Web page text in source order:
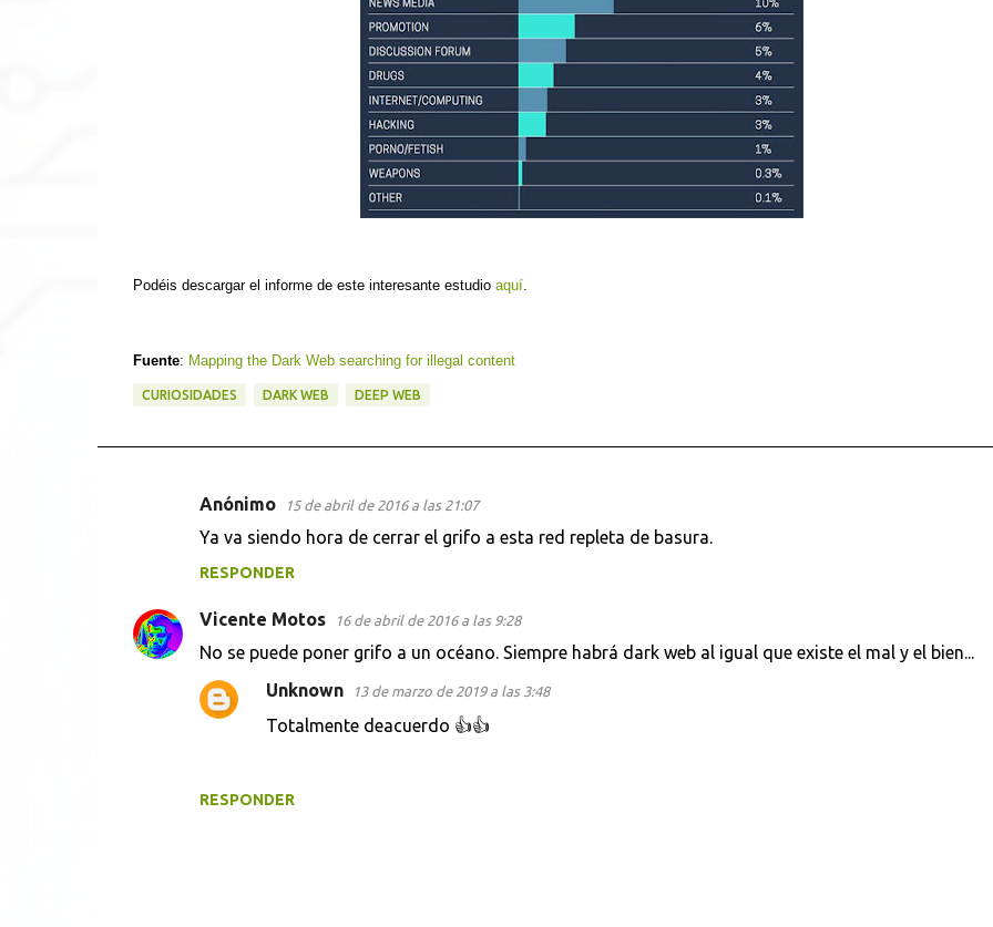
Podéis descargar el informe de este interesante estudio aquí.
Fuente: Mapping the Dark Web searching for illegal content
CURIOSIDADES DARK WEB DEEP WEB
e
n
Anónimo 15 de abril de 2016 a las 21:07
Ya va siendo hora de cerrar el grifo a esta red repleta de basura.
RESPONDER
Vicente Motos 16 de abril de 2016 a las 9:28
No se puede poner grifo a un océano. Siempre habrá dark web al igual que existe el mal y el bien...
RESPONDER
Unknown 13 de marzo de 2019 a las 3:48
Totalmente deacuerdo 👍👍